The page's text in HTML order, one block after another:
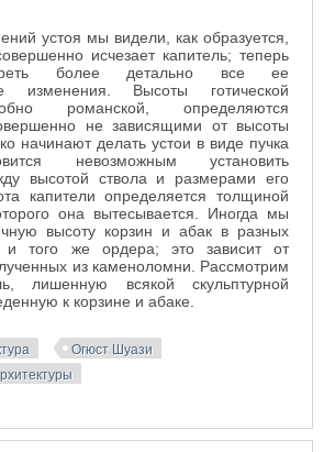
устоя мы видели, как образуется,
исчезает капитель; теперь
более детально все ее
изменения. Высоты готической
романской, определяются
не зависящими от высоты
начинают делать устои в виде пучка
невозможным установить
высотой ствола и размерами его
капители определяется толщиной
она вытесывается. Иногда мы
высоту корзин и абак в разных
и того же ордера; это зависит от
из каменоломни. Рассмотрим
лишенную всякой скульптурной
к корзине и абаке.
Огюст Шуази